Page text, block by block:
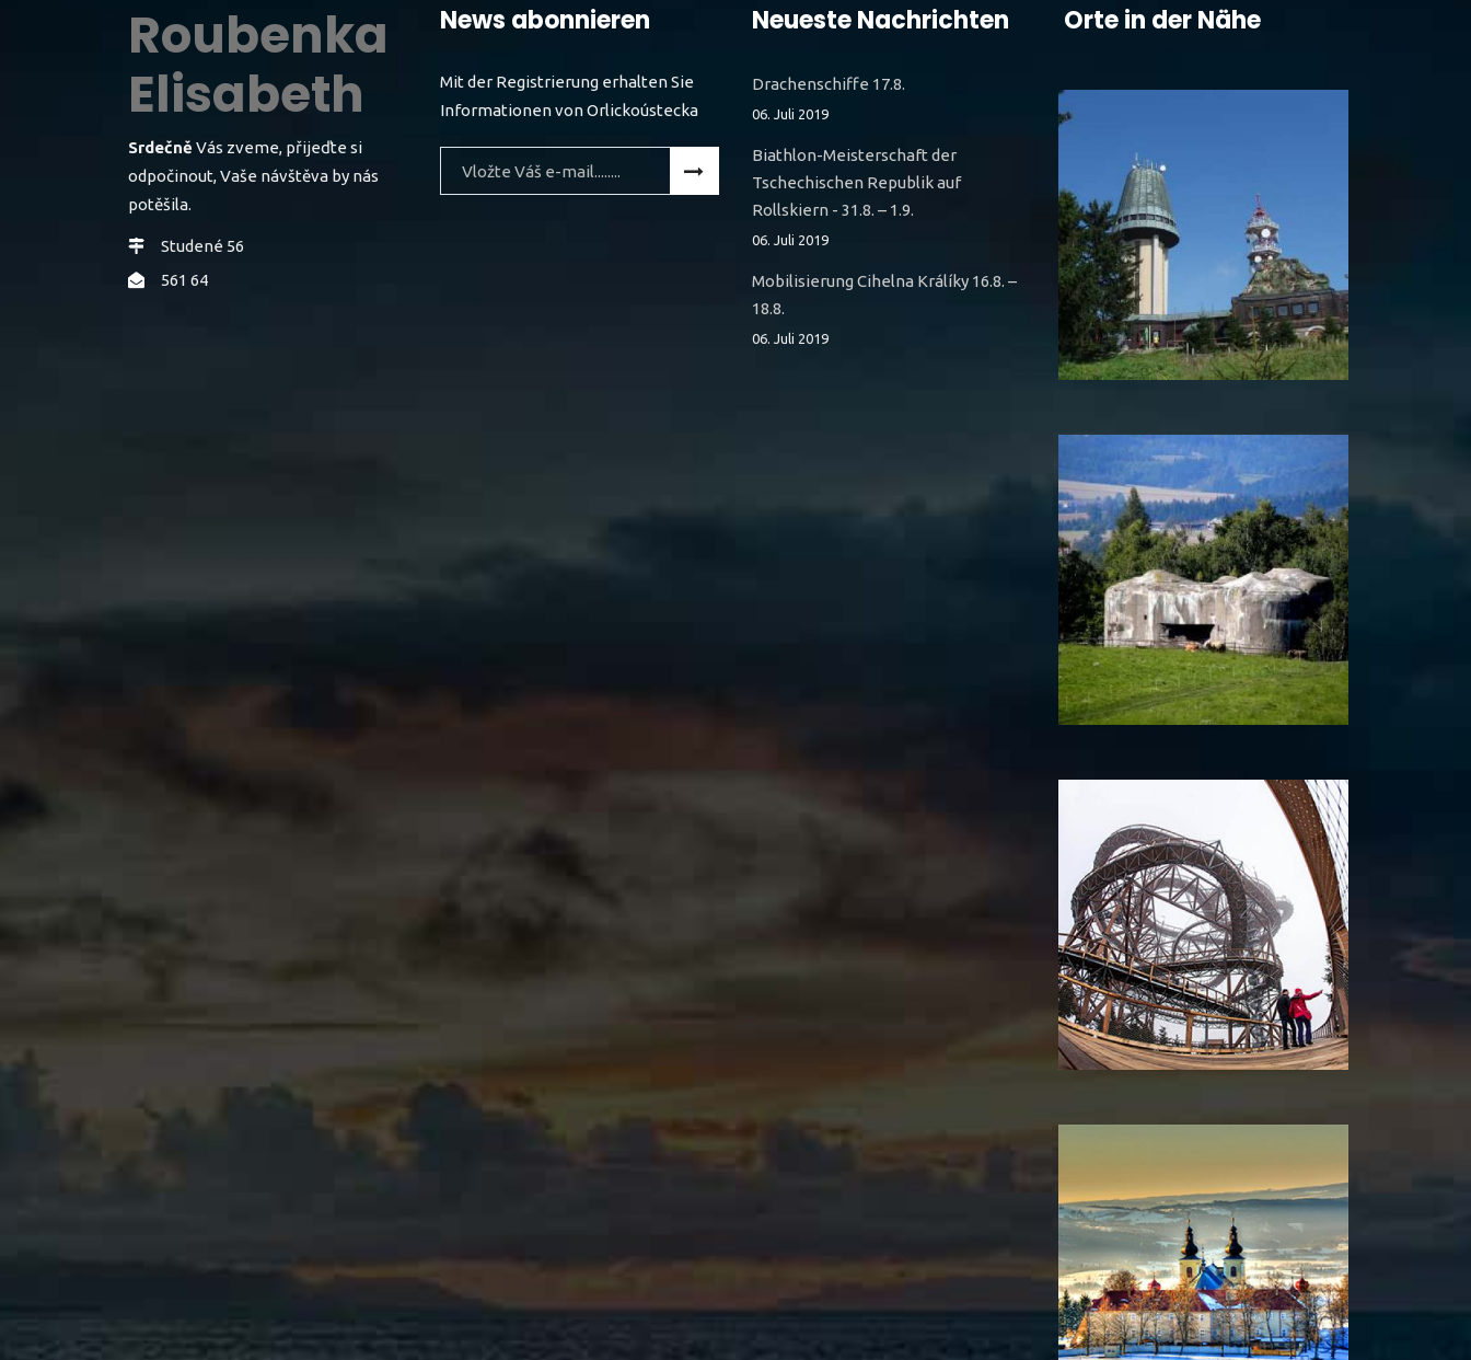
Roubenka
Elisabeth
Srdečně Vás zveme, přijeďte si
odpočinout, Vaše návštěva by nás
potěšila.
Studené 56
561 64
News abonnieren
Mit der Registrierung erhalten Sie
Informationen von Orlickoústecka
Neueste Nachrichten
Drachenschiffe 17.8.
06. Juli 2019
Biathlon-Meisterschaft der
Tschechischen Republik auf
Rollskiern - 31.8. – 1.9.
06. Juli 2019
Mobilisierung Cihelna Králíky 16.8. –
18.8.
06. Juli 2019
Orte in der Nähe